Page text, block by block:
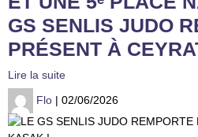
GS SENLIS JUDO
PRÉSENT À
Lire la suite
Flo | 02/06/2026